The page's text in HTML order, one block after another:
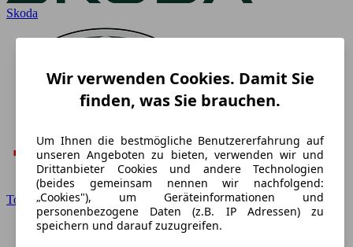
Skoda
Toyota
Wir verwenden Cookies. Damit Sie
finden, was Sie brauchen.
Um Ihnen die bestmögliche Benutzererfahrung auf
unseren Angeboten zu bieten, verwenden wir und
Drittanbieter Cookies und andere Technologien
(beides gemeinsam nennen wir nachfolgend:
„Cookies"), um Geräteinformationen und
personenbezogene Daten (z.B. IP Adressen) zu
speichern und darauf zuzugreifen.